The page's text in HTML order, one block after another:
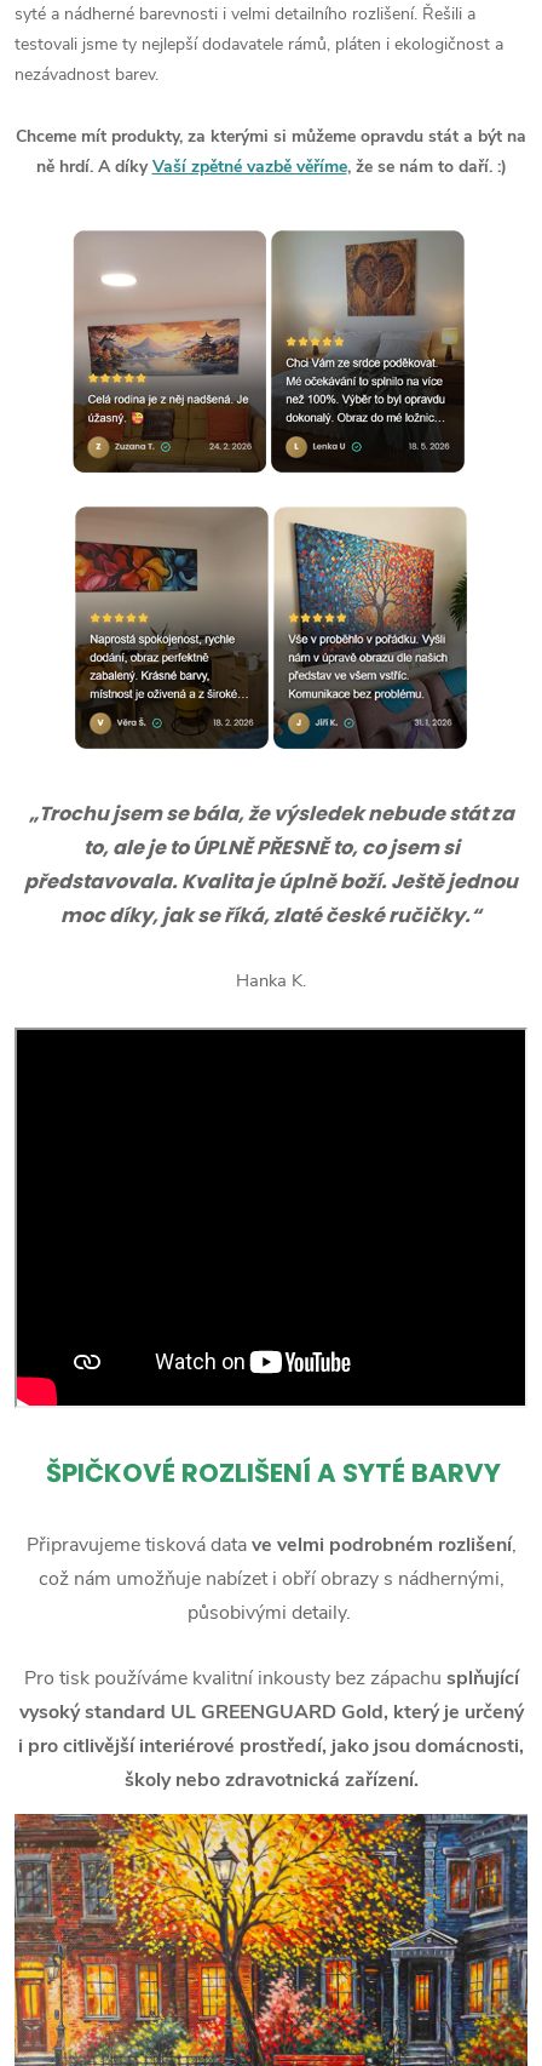
syté a nádherné barevnosti i velmi detailního rozlišení. Řešili a
testovali jsme ty nejlepší dodavatele rámů, pláten i ekologičnost a
nezávadnost barev.
Chceme mít produkty, za kterými si můžeme opravdu stát a být na
ně hrdí. A díkyVaší zpětné vazbě věříme, že se nám to daří. :)
„Trochu jsem se bála, že výsledek nebude stát za
to, ale je to ÚPLNĚ PŘESNĚ to, co jsem si
představovala. Kvalita je úplně boží. Ještě jednou
moc díky, jak se říká, zlaté české ručičky.“
Hanka K.
ŠPIČKOVÉ ROZLIŠENÍ A SYTÉ BARVY
Připravujeme tisková datave velmi podrobném rozlišení,
což nám umožňuje nabízet i obří obrazy s nádhernými,
působivými detaily.
Pro tisk používáme kvalitní inkousty bez zápachu splňující
vysoký standard UL GREENGUARD Gold, který je určený
i pro citlivější interiérové prostředí, jako jsou domácnosti,
školy nebo zdravotnická zařízení.